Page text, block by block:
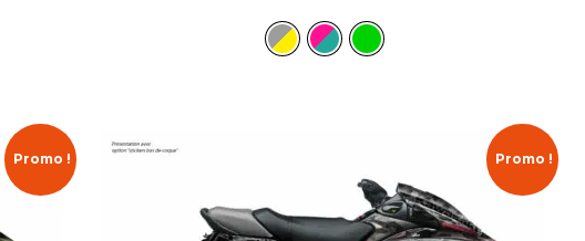
Promo ! Promo !